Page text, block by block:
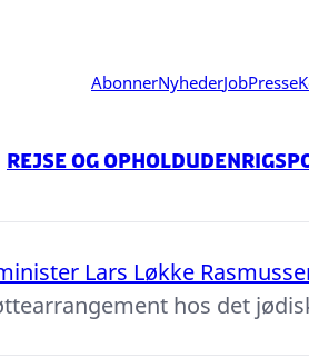
AbonnerNyhederJobPresse
Rejse og ophold
Lars Løkke
hos det